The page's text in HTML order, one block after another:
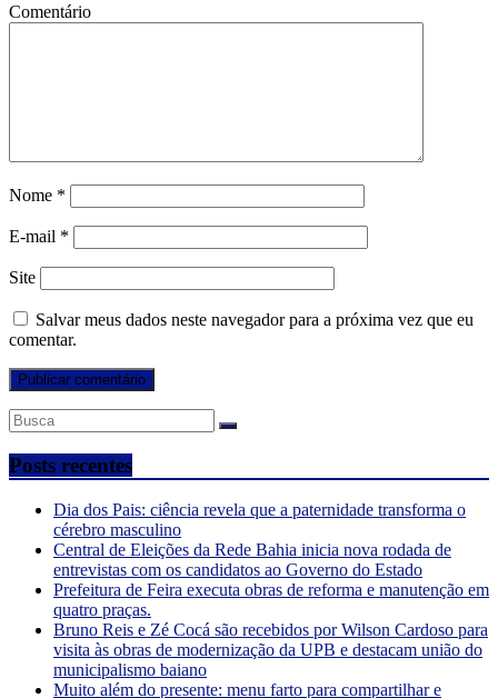
Comentário
Nome *
E-mail *
Site
Salvar meus dados neste navegador para a próxima vez que eu
comentar.
Posts recentes
Dia dos Pais: ciência revela que a paternidade transforma o
cérebro masculino
Central de Eleições da Rede Bahia inicia nova rodada de
entrevistas com os candidatos ao Governo do Estado
Prefeitura de Feira executa obras de reforma e manutenção em
quatro praças.
Bruno Reis e Zé Cocá são recebidos por Wilson Cardoso para
visita às obras de modernização da UPB e destacam união do
municipalismo baiano
Muito além do presente: menu farto para compartilhar e